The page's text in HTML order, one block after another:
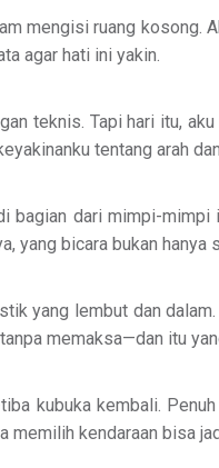
ruang kosong.
agar hati ini yakin.
teknis. Tapi hari itu,
tentang arah
bagian dari mimpi-
yang bicara bukan hanya
yang lembut dan
memaksa—dan itu
kubuka kembali.
kendaraan bisa